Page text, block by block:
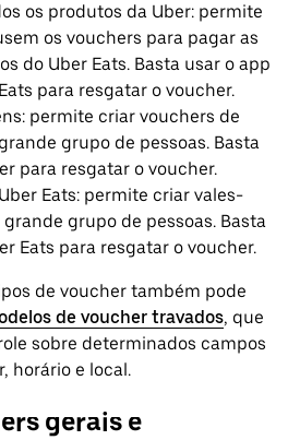
os produtos da Uber: permite
os vouchers para pagar as
do Uber Eats. Basta usar o app
para resgatar o voucher.
permite criar vouchers de
grupo de pessoas. Basta
para resgatar o voucher.
Eats: permite criar vales-
grupo de pessoas. Basta
Eats para resgatar o voucher.
de voucher também pode
de voucher travados, que
sobre determinados campos
horário e local.
gerais e